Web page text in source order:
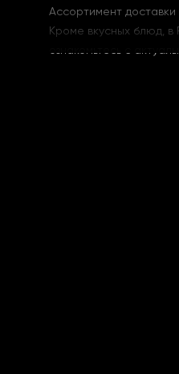
Ассортимент
Кроме вкусных блюд, в